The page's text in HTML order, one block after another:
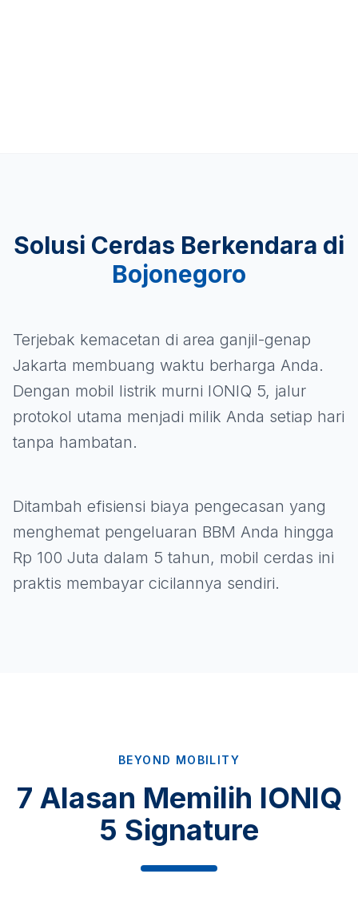
Solusi Cerdas Berkendara di
Bojonegoro
Terjebak kemacetan di area ganjil-genap
Jakarta membuang waktu berharga Anda.
Dengan mobil listrik murni IONIQ 5, jalur
protokol utama menjadi milik Anda setiap hari
tanpa hambatan.
Ditambah efisiensi biaya pengecasan yang
menghemat pengeluaran BBM Anda hingga
Rp 100 Juta dalam 5 tahun, mobil cerdas ini
praktis membayar cicilannya sendiri.
BEYOND MOBILITY
7 Alasan Memilih IONIQ
5 Signature